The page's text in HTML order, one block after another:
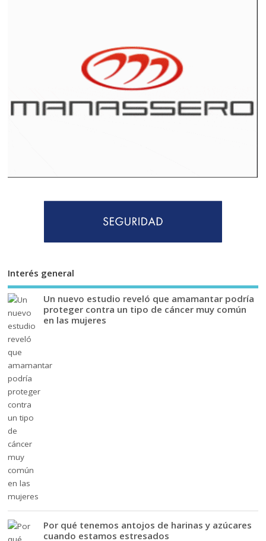
Interés general
Un nuevo estudio reveló que amamantar podría
proteger contra un tipo de cáncer muy común
en las mujeres
Por qué tenemos antojos de harinas y azúcares
cuando estamos estresados